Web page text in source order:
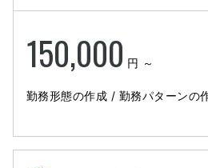
150,000 円 ～
勤務形態の作成 / 勤務パターンの